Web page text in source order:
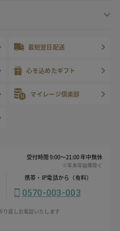
最短翌日配送
心を込めたギフト
マイレージ倶楽部
受付時間 9:00～21:00 年中無休
※年末年始等除く
携帯・IP電話から（有料）
0570-003-003
返しお電話いたします